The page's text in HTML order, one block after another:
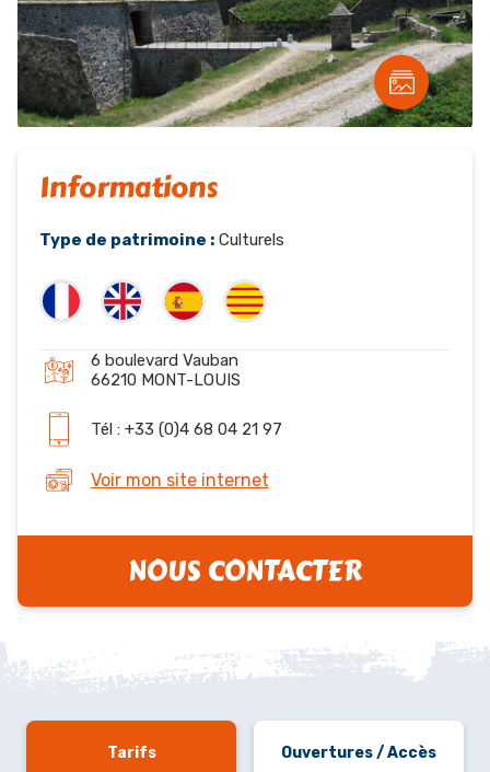
Informations
Type de patrimoine : Culturels
6 boulevard Vauban
66210 MONT-LOUIS
Tél : +33 (0)4 68 04 21 97
Voir mon site internet
NOUS CONTACTER
Tarifs Ouvertures / Accès